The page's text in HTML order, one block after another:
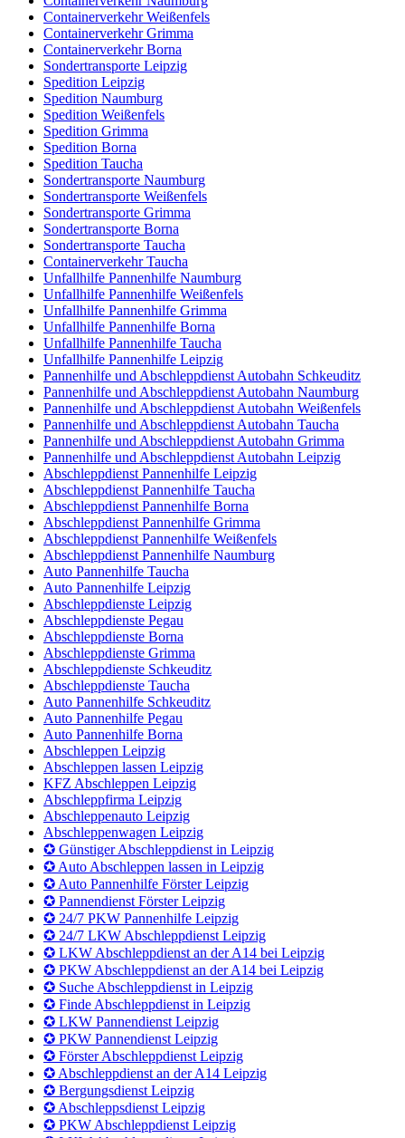
Spedition in Leipzig
Einsatzbilder Leipzig
Abschleppdienst für PKW + LKW in Leipzig
Abschleppbetrieb Leipzig
Containerverkehr Leipzig
Containerverkehr Naumburg
Containerverkehr Weißenfels
Containerverkehr Grimma
Containerverkehr Borna
Sondertransporte Leipzig
Spedition Leipzig
Spedition Naumburg
Spedition Weißenfels
Spedition Grimma
Spedition Borna
Spedition Taucha
Sondertransporte Naumburg
Sondertransporte Weißenfels
Sondertransporte Grimma
Sondertransporte Borna
Sondertransporte Taucha
Containerverkehr Taucha
Unfallhilfe Pannenhilfe Naumburg
Unfallhilfe Pannenhilfe Weißenfels
Unfallhilfe Pannenhilfe Grimma
Unfallhilfe Pannenhilfe Borna
Unfallhilfe Pannenhilfe Taucha
Unfallhilfe Pannenhilfe Leipzig
Pannenhilfe und Abschleppdienst Autobahn Schkeuditz
Pannenhilfe und Abschleppdienst Autobahn Naumburg
Pannenhilfe und Abschleppdienst Autobahn Weißenfels
Pannenhilfe und Abschleppdienst Autobahn Taucha
Pannenhilfe und Abschleppdienst Autobahn Grimma
Pannenhilfe und Abschleppdienst Autobahn Leipzig
Abschleppdienst Pannenhilfe Leipzig
Abschleppdienst Pannenhilfe Taucha
Abschleppdienst Pannenhilfe Borna
Abschleppdienst Pannenhilfe Grimma
Abschleppdienst Pannenhilfe Weißenfels
Abschleppdienst Pannenhilfe Naumburg
Auto Pannenhilfe Taucha
Auto Pannenhilfe Leipzig
Abschleppdienste Leipzig
Abschleppdienste Pegau
Abschleppdienste Borna
Abschleppdienste Grimma
Abschleppdienste Schkeuditz
Abschleppdienste Taucha
Auto Pannenhilfe Schkeuditz
Auto Pannenhilfe Pegau
Auto Pannenhilfe Borna
Abschleppen Leipzig
Abschleppen lassen Leipzig
KFZ Abschleppen Leipzig
Abschleppfirma Leipzig
Abschleppenauto Leipzig
Abschleppenwagen Leipzig
✪ Günstiger Abschleppdienst in Leipzig
✪ Auto Abschleppen lassen in Leipzig
✪ Auto Pannenhilfe Förster Leipzig
✪ Pannendienst Förster Leipzig
✪ 24/7 PKW Pannenhilfe Leipzig
✪ 24/7 LKW Abschleppdienst Leipzig
✪ LKW Abschleppdienst an der A14 bei Leipzig
✪ PKW Abschleppdienst an der A14 bei Leipzig
✪ Suche Abschleppdienst in Leipzig
✪ Finde Abschleppdienst in Leipzig
✪ LKW Pannendienst Leipzig
✪ PKW Pannendienst Leipzig